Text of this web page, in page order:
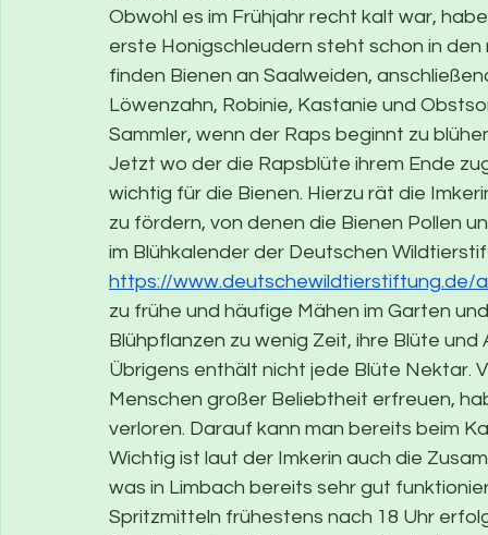
Obwohl es im Frühjahr recht kalt war,
erste Honigschleudern steht schon in
finden Bienen an Saalweiden,
Löwenzahn, Robinie, Kastanie und
Sammler, wenn der Raps beginnt zu
Jetzt wo der die Rapsblüte ihrem Ende
wichtig für die Bienen. Hierzu rät die
zu fördern, von denen die Bienen Pollen
im Blühkalender der Deutschen
https://www.deutschewildtierstiftung.de/
zu frühe und häufige Mähen im Garten
Blühpflanzen zu wenig Zeit, ihre Blüte und
Übrigens enthält nicht jede Blüte Nektar.
Menschen großer Beliebtheit erfreuen,
verloren. Darauf kann man bereits beim
Wichtig ist laut der Imkerin auch die
was in Limbach bereits sehr gut
Spritzmitteln frühestens nach 18 Uhr